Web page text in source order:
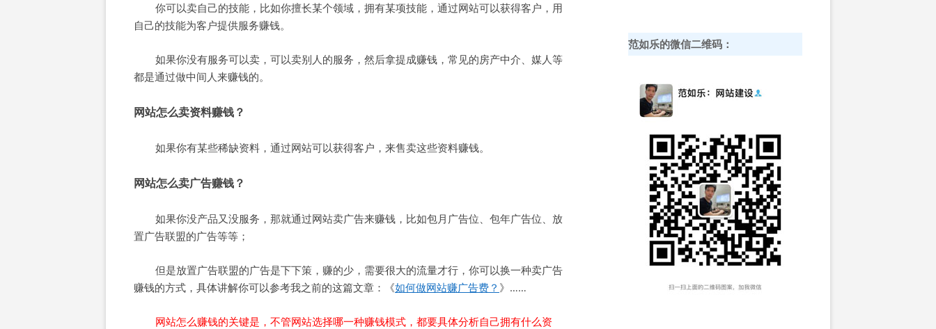
你可以卖自己的技能，比如你擅长某个领域，拥有某项技能，通过网站可以获得客户，用
自己的技能为客户提供服务赚钱。
如果你没有服务可以卖，可以卖别人的服务，然后拿提成赚钱，常见的房产中介、媒人等
都是通过做中间人来赚钱的。
网站怎么卖资料赚钱？
如果你有某些稀缺资料，通过网站可以获得客户，来售卖这些资料赚钱。
网站怎么卖广告赚钱？
如果你没产品又没服务，那就通过网站卖广告来赚钱，比如包月广告位、包年广告位、放
置广告联盟的广告等等；
但是放置广告联盟的广告是下下策，赚的少，需要很大的流量才行，你可以换一种卖广告
赚钱的方式，具体讲解你可以参考我之前的这篇文章：《如何做网站赚广告费？ 》……
网站怎么赚钱的关键是，不管网站选择哪一种赚钱模式，都要具体分析自己拥有什么资
范如乐的微信二维码：